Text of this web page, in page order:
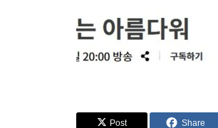
Post Share